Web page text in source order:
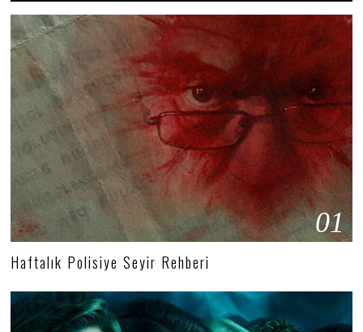
01
Haftalık Polisiye Seyir Rehberi